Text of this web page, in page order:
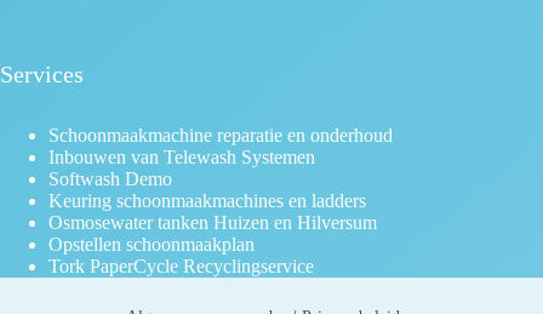
Services
Schoonmaakmachine reparatie en onderhoud
Inbouwen van Telewash Systemen
Softwash Demo
Keuring schoonmaakmachines en ladders
Osmosewater tanken Huizen en Hilversum
Opstellen schoonmaakplan
Tork PaperCycle Recyclingservice